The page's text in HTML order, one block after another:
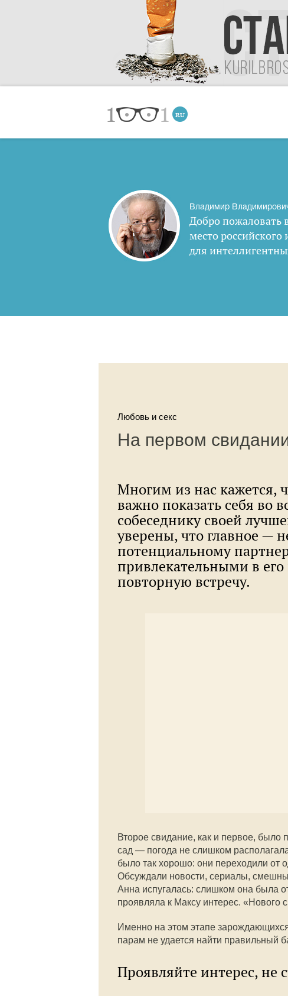
Владимир
Добро пожаловать
место российского
для
Любовь и секс
На первом
Многим из нас кажется,
важно показать себя во
собеседнику своей
уверены, что главное —
потенциальному
привлекательными в
повторную встречу.
Второе свидание, как и первое, было
сад — погода не слишком
было так хорошо: они переходили от
Обсуждали новости, сериалы,
Анна испугалась: слишком она была
проявляла к Максу интерес. «Нового
Именно на этом этапе
парам не удается найти правильный
Проявляйте интерес, не